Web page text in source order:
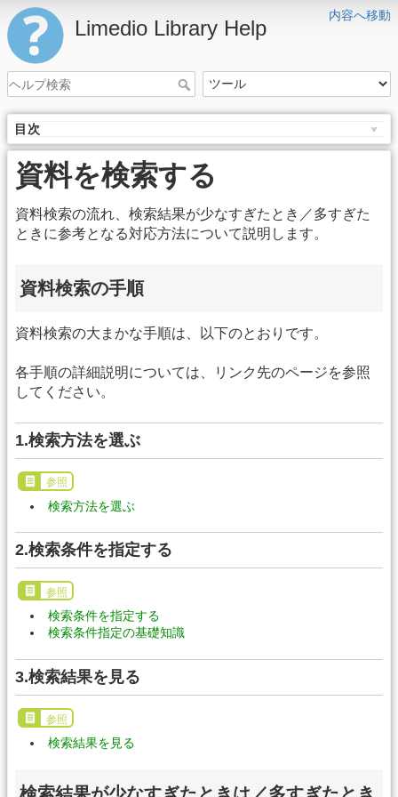
内容へ移動
Limedio Library Help
目次
資料を検索する
資料検索の流れ、検索結果が少なすぎたとき／多すぎた
ときに参考となる対応方法について説明します。
資料検索の手順
資料検索の大まかな手順は、以下のとおりです。
各手順の詳細説明については、リンク先のページを参照
してください。
1.検索方法を選ぶ
参照
検索方法を選ぶ
2.検索条件を指定する
参照
検索条件を指定する
検索条件指定の基礎知識
3.検索結果を見る
参照
検索結果を見る